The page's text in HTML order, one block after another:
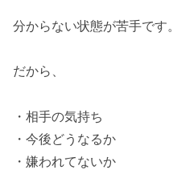
分からない状態が苦手です。
だから、
・相手の気持ち
・今後どうなるか
・嫌われてないか